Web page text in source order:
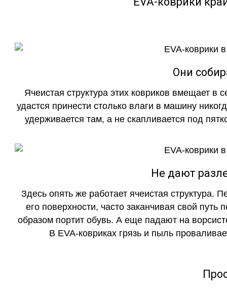
Они
Ячеистая структура этих ковриков вмещает в
удастся принести столько влаги в машину
удерживается там, а не скапливается под
Не дают
Здесь опять же работает ячеистая структура.
его поверхности, часто заканчивая свой
образом портит обувь. А еще падают на
В EVA-ковриках грязь и пыль